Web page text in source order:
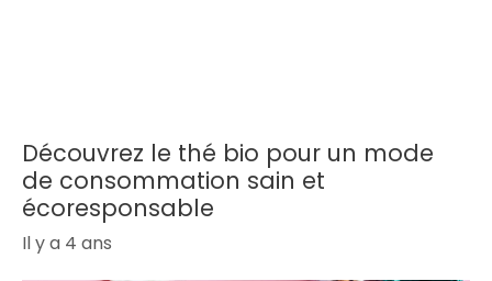
Découvrez le thé bio pour un mode
de consommation sain et
écoresponsable
Il y a 4 ans